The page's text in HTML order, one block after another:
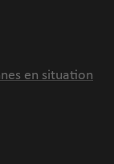
en situation